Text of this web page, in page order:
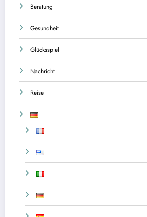
Beratung
Gesundheit
Glücksspiel
Nachricht
Reise